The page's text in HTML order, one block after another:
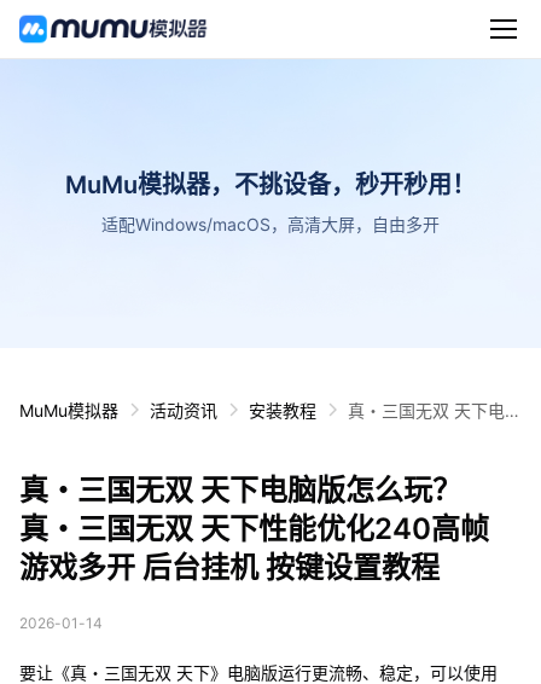
MuMu模拟器，不挑设备，秒开秒用！
适配Windows/macOS，高清大屏，自由多开
MuMu模拟器 活动资讯 安装教程
真・三国无双 天下电脑
帧 游戏多开 后台挂机
按键设置教程
真・三国无双 天下电脑版怎么玩？
真・三国无双 天下性能优化240高帧
游戏多开 后台挂机 按键设置教程
2026-01-14
要让《真・三国无双 天下》电脑版运行更流畅、稳定，可以使用